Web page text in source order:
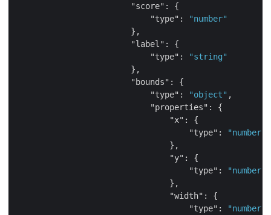
"score" : {
"type" :
"number"
                        },
"label" : {
"type" :
"string"
                        },
"bounds" : {
"type" : "object" ,
"properties" : {
"x" : {
"type" :
"number"
                                },
"y" : {
"type" :
"number"
                                },
"width" : {
"type" :
"number"